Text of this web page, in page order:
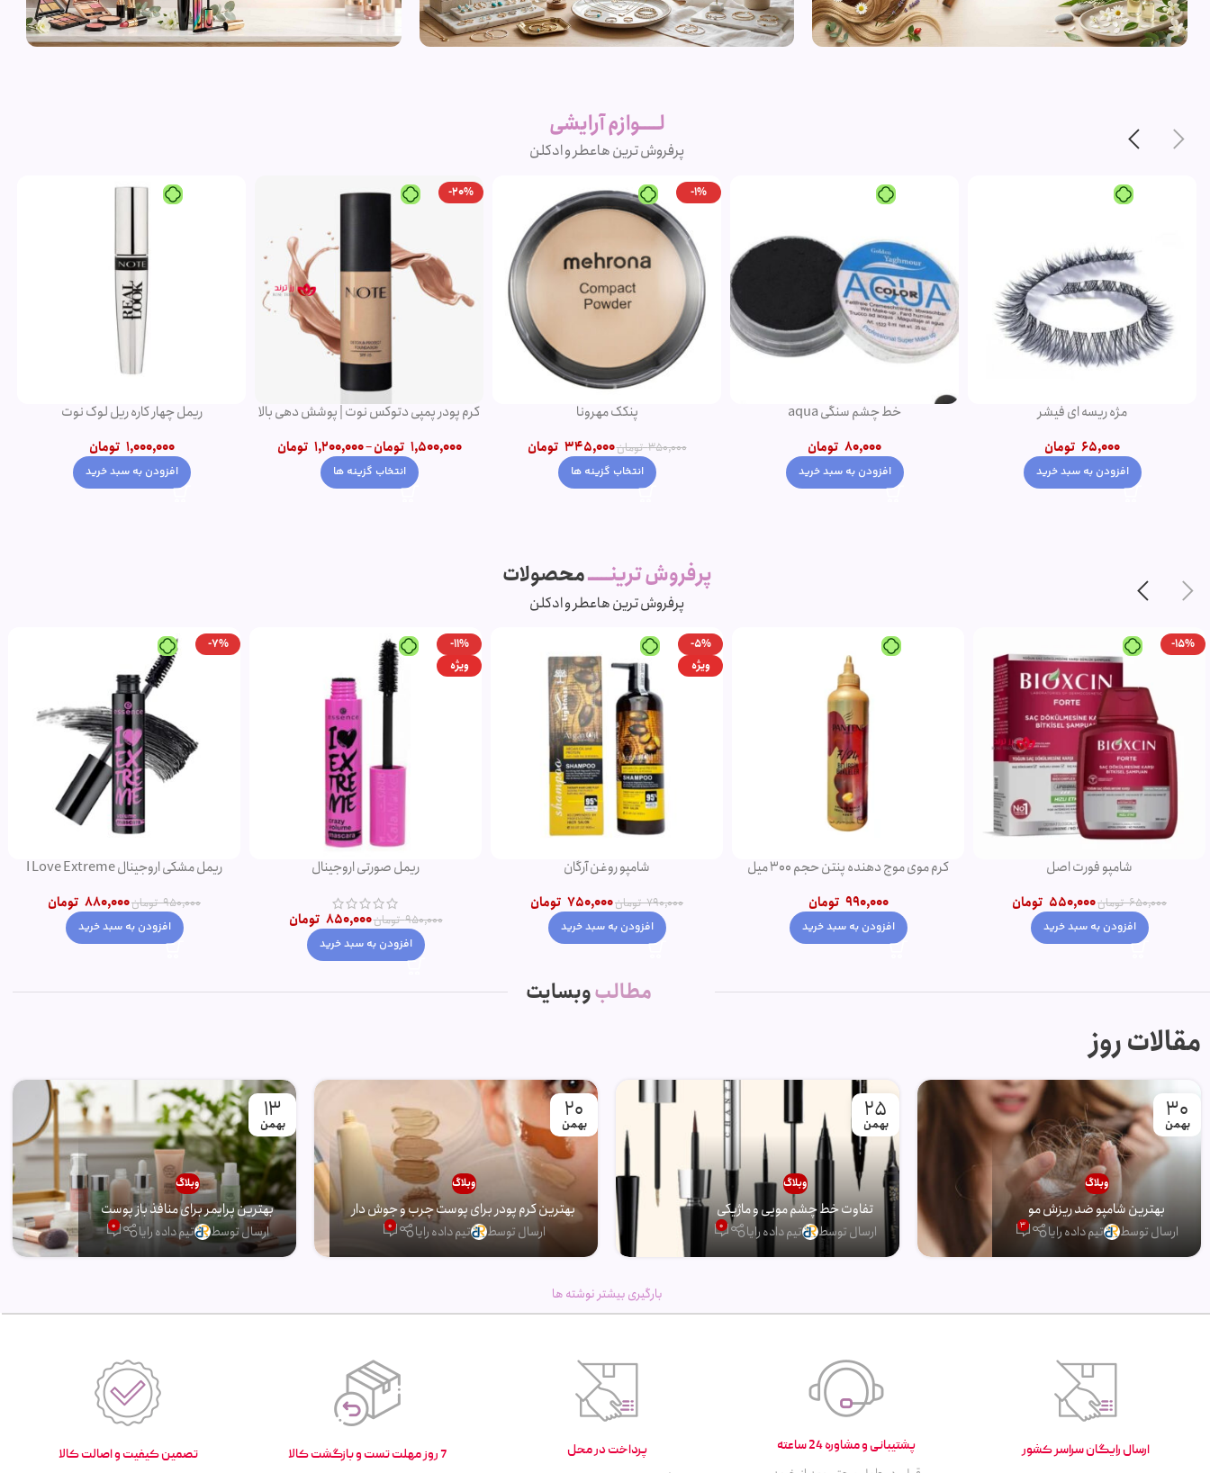
بدلیجات
متنوع
مشاهده
محصولات
لــــوازم آرایشی
پرفروش ترین هاعطر و ادکلن
خط چشم سنگی aqua
80,000 تومان
افزودن به سبد خرید
پنکک مهرونا
تومان345,000
انتخاب گزینه ها
-20%
کرم پودر پمپی دتوکس نوت | پوشش دهی بالا
1,500,000 تومان–
1,200,000 تومان
انتخاب گزینه ها
ریمل چهار کاره ریل لوک نوت
1,000,000 تومان
افزودن به سبد خرید
ریمل حجم دهنده ولوم اکت نوت
950,000 تومان
افزودن به سبد خرید
پرفروش ترینـــــمحصولات
پرفروش ترین هاعطر و ادکلن
کرم موی موج دهنده پنتن حجم 300 میل
990,000 تومان
افزودن به سبد خرید
شامپو روغن آرگان
790,000 تومان750,000
افزودن به سبد خرید
-11%
ویژه
ریمل صورتی اروجینال
950,000
850,000 تومان
افزودن به سبد خرید
-7%
ریمل مشکی اروجینال I Love Extreme
تومان880,000
افزودن به سبد خرید
-11%
ریمل حجم دهنده ای لاو اکستریم اصل صورتی
950,000 تومان850,000 تومان
افزودن به سبد خرید
مطالبوبسایت
مقالات روز
30
بهمن
وبلاگ
بهترین شامپو ضد ریزش مو
ارسال توسط تیم داده رایا 3
25
بهمن
وبلاگ
تفاوت خط چشم مویی و ماژیکی
ارسال توسط تیم داده رایا 0
20
بهمن
وبلاگ
بهترین کرم پودر برای پوست چرب و جوش دار
ارسال توسط تیم داده رایا 0
13
بهمن
وبلاگ
بهترین پرایمر برای منافذ باز پوست
ارسال توسط تیم داده رایا 0
بارگیری بیشتر نوشته ها
ارسال رایگان سراسر کشور پشتیبانی و مشاوره 24 ساعته پرداخت در محل 7 روز مهلت تست و بازگشت کالا تصمین کیفیت و اصالت کالا